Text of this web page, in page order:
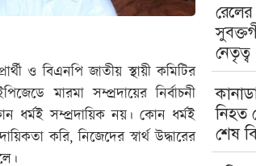
ও বিএনপি জাতীয় স্থায়ী কমিটির
মারমা সম্প্রদায়ের নির্বাচনী
ধর্মই সম্প্রদায়িক নয়। কোন ধর্মই
করি, নিজেদের স্বার্থ উদ্ধারের
নেতৃত্ব
নিহত
শেষ